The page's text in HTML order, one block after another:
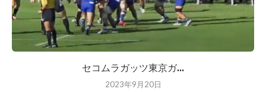
セコムラガッツ東京ガ...
2023年9月20日